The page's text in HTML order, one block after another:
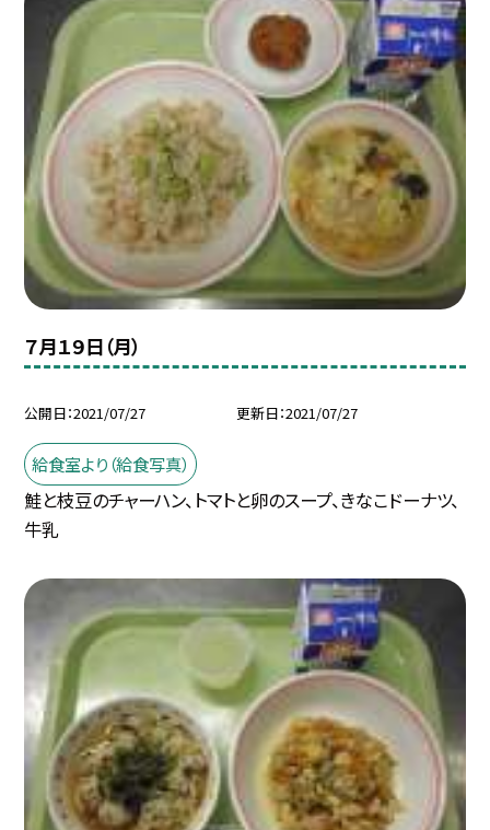
７月１９日（月）
公開日 2021/07/27 更新日 2021/07/27
給食室より（給食写真）
鮭と枝豆のチャーハン、トマトと卵のスープ、きなこドーナツ、
牛乳